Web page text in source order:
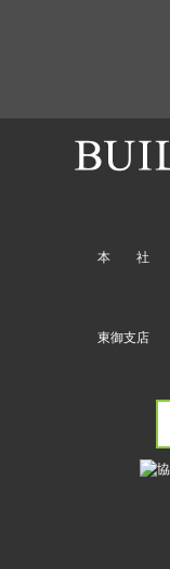
本 社
東御支店